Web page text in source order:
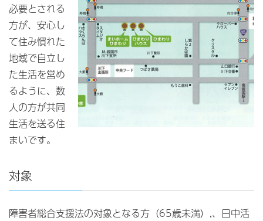
必要とされる
方が、安心し
て住み慣れた
地域で自立し
た生活を営め
るように、数
人の方が共同
生活を送る住
まいです。
対象
障害者総合支援法の対象となる方（65歳未満）,、日中活